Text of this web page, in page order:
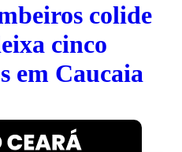
colide
cinco
em Caucaia